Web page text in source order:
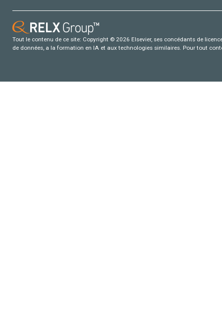
Tout le contenu de ce site: Copyright © 2026 Elsevier, ses concédants de
de données, a la formation en IA et aux technologies similaires. Pour tout